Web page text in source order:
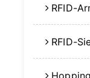
RFID-
RFID-